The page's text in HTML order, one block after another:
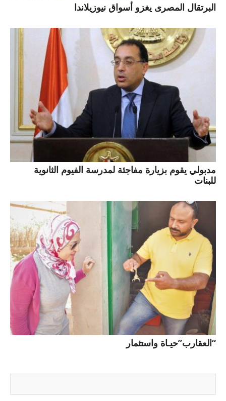
البرتقال المصرى يغزو أسواق نيوزيلاندا
مدبولي يقوم بزيارة مفاجئة لمدرسة الفيوم الثانوية
للبنات
“العقارب”حيـاة واستثمار